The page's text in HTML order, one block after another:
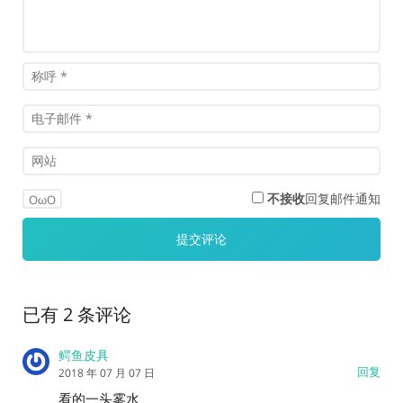
OωO 不接收回复邮件通知
已有 2 条评论
鳄鱼皮具
回复
2018 年 07 月 07 日
看的一头雾水